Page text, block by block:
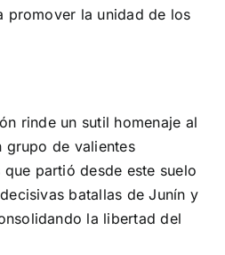
promover la unidad de los
rinde un sutil homenaje al
grupo de valientes
partió desde este suelo
batallas de Junín y
la libertad del